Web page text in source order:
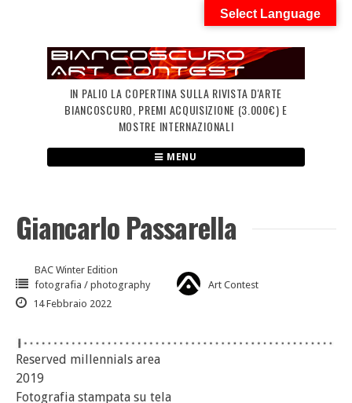
IN PALIO LA COPERTINA SULLA RIVISTA D'ARTE
BIANCOSCURO, PREMI ACQUISIZIONE (3.000€) E
MOSTRE INTERNAZIONALI
MENU
Giancarlo Passarella
BAC Winter Edition
fotografia / photography
Art Contest
14 Febbraio 2022
Reserved millennials area
2019
Fotografia stampata su tela
Select Language